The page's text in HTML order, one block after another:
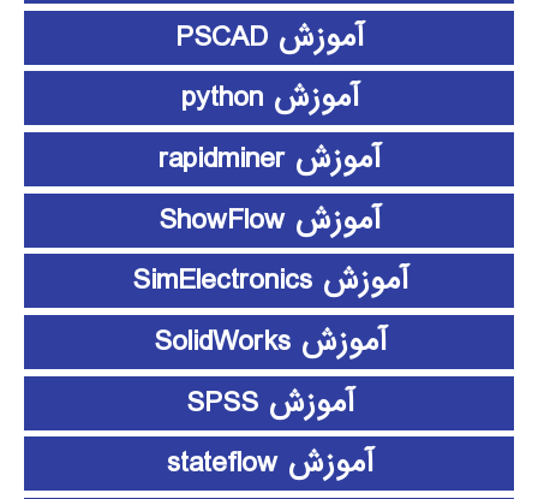
آموزش PSCAD
آموزش python
آموزش rapidminer
آموزش ShowFlow
آموزش SimElectronics
آموزش SolidWorks
آموزش SPSS
آموزش stateflow